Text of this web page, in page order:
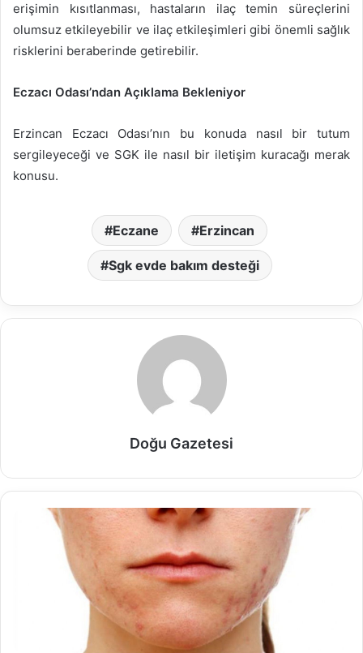
erişimin kısıtlanması, hastaların ilaç temin süreçlerini
olumsuz etkileyebilir ve ilaç etkileşimleri gibi önemli sağlık
risklerini beraberinde getirebilir.
Eczacı Odası’ndan Açıklama Bekleniyor
Erzincan Eczacı Odası’nın bu konuda nasıl bir tutum
sergileyeceği ve SGK ile nasıl bir iletişim kuracağı merak
konusu.
Eczane Erzincan
Sgk evde bakım desteği
Doğu Gazetesi